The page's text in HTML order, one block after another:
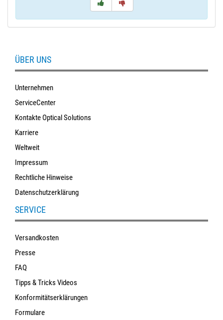
ÜBER UNS
Unternehmen
ServiceCenter
Kontakte Optical Solutions
Karriere
Weltweit
Impressum
Rechtliche Hinweise
Datenschutzerklärung
SERVICE
Versandkosten
Presse
FAQ
Tipps & Tricks Videos
Konformitätserklärungen
Formulare